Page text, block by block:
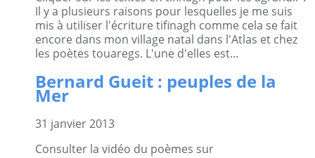
Il y a plusieurs raisons pour lesquelles je me suis
mis à utiliser l'écriture tifinagh comme cela se fait
encore dans mon village natal dans l'Atlas et chez
les poètes touaregs. L'une d'elles est...
Bernard Gueit : peuples de la
Mer
31 janvier 2013
Consulter la vidéo du poèmes sur